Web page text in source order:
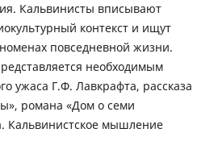
Кальвинисты вписывают
контекст и ищут
повседневной жизни.
необходимым
ужаса Г.Ф. Лавкрафта, рассказа
романа «Дом о семи
Кальвинистское мышление